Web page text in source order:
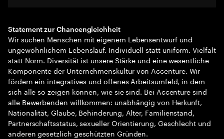
Statement zur Chancengleichheit
Wir suchen Menschen mit eigenem Lebensentwurf und
ungewöhnlichem Lebenslauf. Individuell statt uniform. Vielfalt
statt Norm. Diversität ist unsere Stärke und eine wesentliche
Komponente der Unternehmenskultur von Accenture. Wir
fördern ein integratives und offenes Arbeitsumfeld, in dem
sich alle so zeigen können, wie sie sind. Bei Accenture sind
alle Bewerbenden willkommen: unabhängig von Herkunft,
Nationalität, Glaube, Behinderung, Alter, Familienstand,
Partnerschaftsstatus, sexueller Orientierung, Geschlecht und
anderen gesetzlich geschützten Gründen.